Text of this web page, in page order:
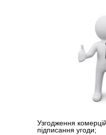
Узгодження
підписання угоди;